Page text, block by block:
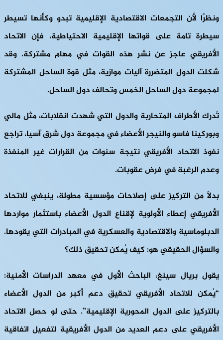
ونظرًا لأن التجمعات الاقتصادية الإقليمية تبدو وكأنها تسيطر
سيطرة تامة على قواتها الإقليمية الاحتياطية، فإن الاتحاد
الأفريقي عاجز عن نشر هذه القوات في مهام مشتركة. وقد
شكلت الدول المتضررة آليات موازية، مثل قوة الساحل المشتركة
لمجموعة دول الساحل الخمس وتحالف دول الساحل.
تُدرك الأطراف المتحاربة والدول التي شهدت انقلابات، مثل مالي
وبوركينا فاسو والنيجر الأعضاء في مجموعة دول شرق آسيا، تراجع
نفوذ الاتحاد الأفريقي نتيجة سنوات من القرارات غير المنفذة
وعدم الرغبة في فرض عقوبات.
بدلاً من التركيز على إصلاحات مؤسسية مطولة، ينبغي للاتحاد
الأفريقي إعطاء الأولوية لإقناع الدول الأعضاء باستثمار مواردها
الدبلوماسية والاقتصادية والعسكرية في المبادرات التي يقودها.
والسؤال الحقيقي هو: كيف يُمكن تحقيق ذلك؟
يقول بريال سينغ، الباحث الأول في معهد الدراسات الأمنية:
“يُمكن للاتحاد الأفريقي تحقيق دعم أكبر من الدول الأعضاء
بالتركيز على الدول المحورية الإقليمية”. حتى لو حصل الاتحاد
الأفريقي على دعم العديد من الدول الأفريقية لتفعيل اتفاقية